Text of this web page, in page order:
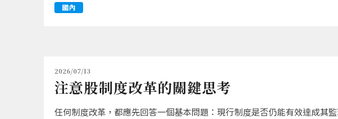
國內
2026/07/13
注意股制度改革的關鍵思考
任何制度改革，都應先回答一個基本問題：現行制度是否仍能有效達成其